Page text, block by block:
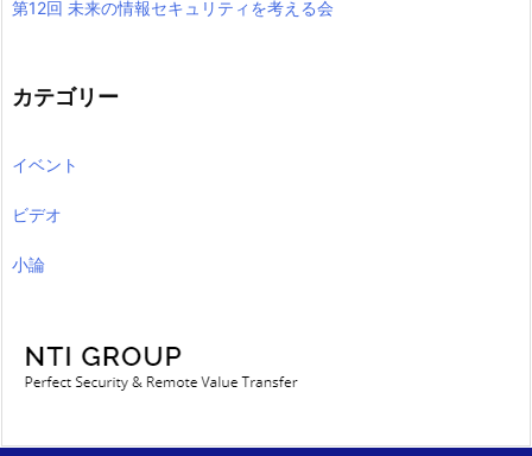
第12回 未来の情報セキュリティを考える会
カテゴリー
イベント
ビデオ
小論